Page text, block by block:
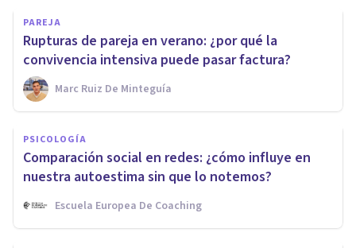
PAREJA
Rupturas de pareja en verano: ¿por qué la
convivencia intensiva puede pasar factura?
Marc Ruiz De Minteguía
PSICOLOGÍA
Comparación social en redes: ¿cómo influye en
nuestra autoestima sin que lo notemos?
Escuela Europea De Coaching